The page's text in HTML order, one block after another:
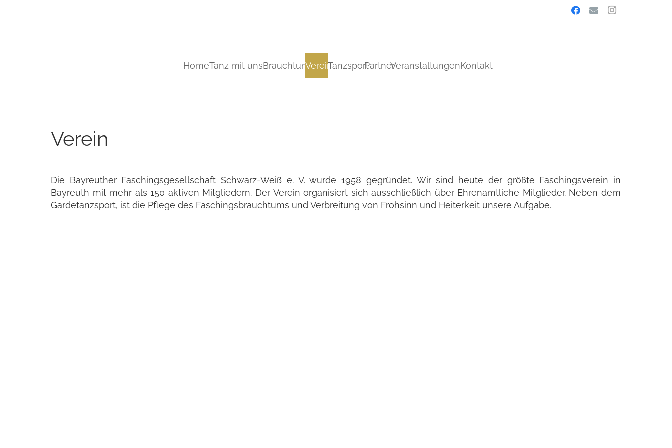
HomeTanz mit unsBrauchtumVereinTanzsportPartnerVeranstaltungenKontakt
Verein
Die Bayreuther Faschingsgesellschaft Schwarz-Weiß e. V. wurde 1958 gegründet. Wir sind heute der größte Faschingsverein in
Bayreuth mit mehr als 150 aktiven Mitgliedern. Der Verein organisiert sich ausschließlich über Ehrenamtliche Mitglieder. Neben dem
Gardetanzsport, ist die Pflege des Faschingsbrauchtums und Verbreitung von Frohsinn und Heiterkeit unsere Aufgabe.